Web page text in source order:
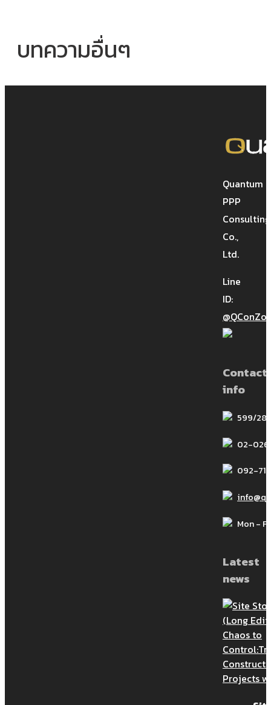
บทความอื่นๆ
Quantum
PPP
Consulting
Co.,
Ltd.
Line
ID:
@QConZol
Contact
info
599/28
02-
092-
Mon -
Latest
news